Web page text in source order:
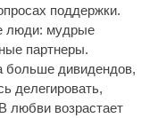
поддержки.
люди: мудрые
партнеры.
больше дивидендов,
делегировать,
любви возрастает